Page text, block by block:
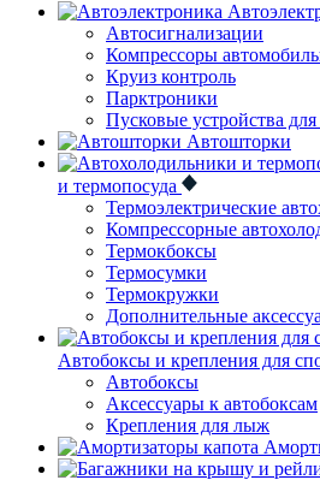
Автосигнализации
Компрессоры
Круиз контроль
Парктроники
Пусковые устройства для
Автошторки
и термопосуда
Термоэлектрические
Компрессорные
Термокбоксы
Термосумки
Термокружки
Дополнительные
Автобоксы и крепления для
Автобоксы
Аксессуары к автобоксам
Крепления для лыж